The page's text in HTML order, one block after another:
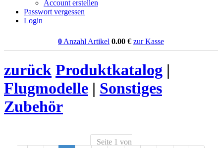
Account erstellen
Passwort vergessen
Login
0 Anzahl Artikel 0.00 € zur Kasse
zurück Produktkatalog |
Flugmodelle | Sonstiges
Zubehör
Seite 1 von